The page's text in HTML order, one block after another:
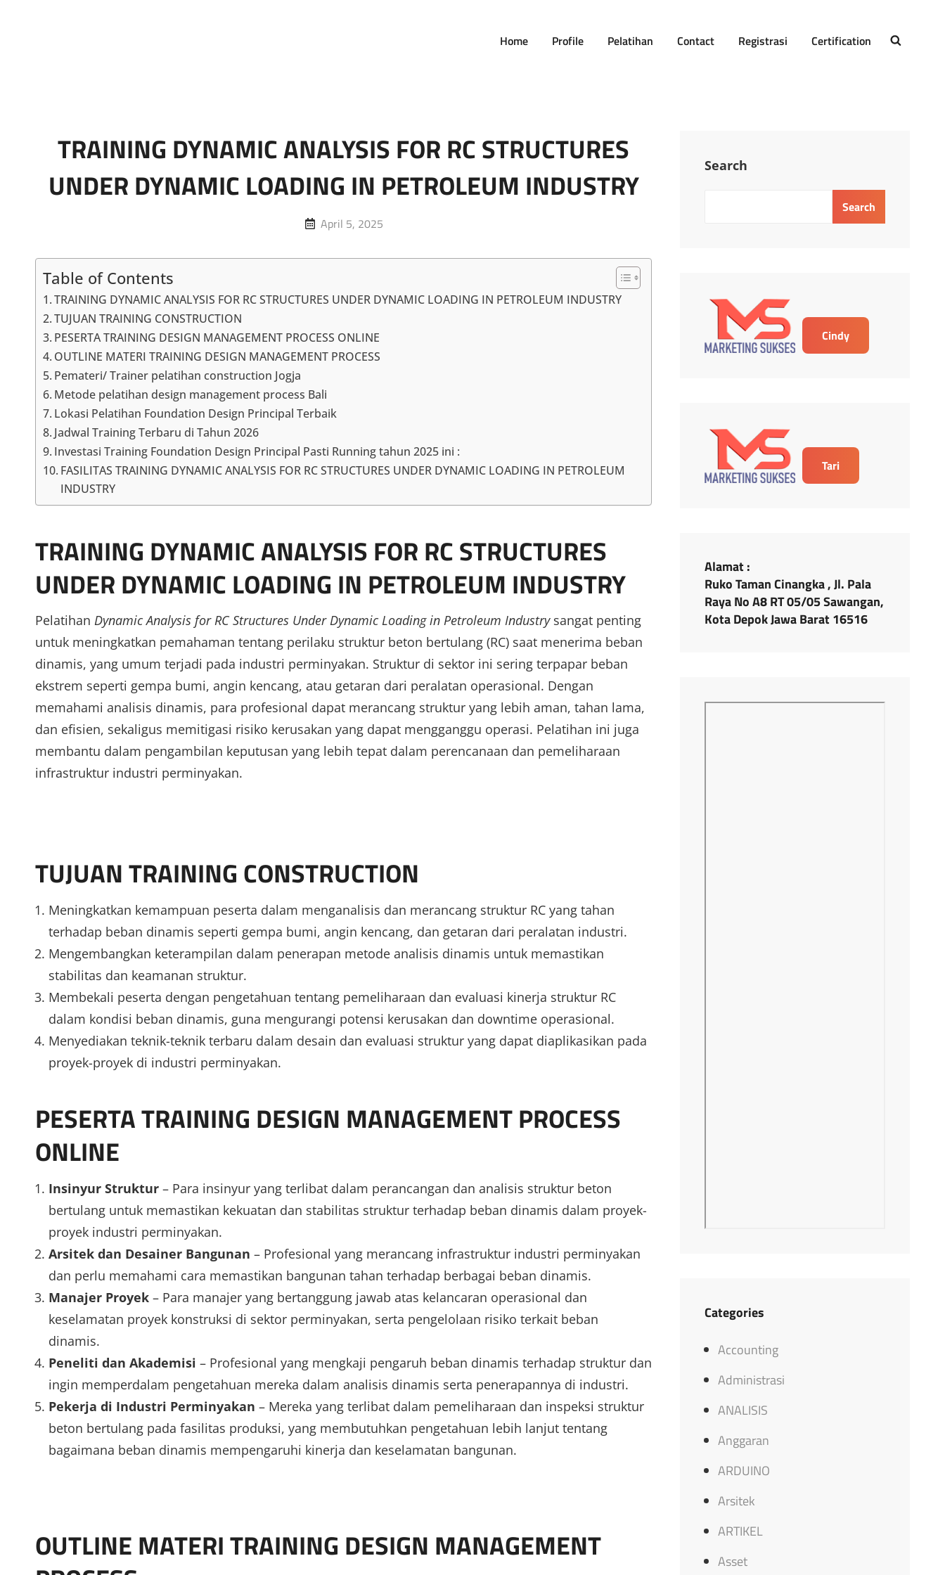
Home Profile Pelatihan Contact Registrasi Certification
TRAINING DYNAMIC ANALYSIS FOR RC STRUCTURES
UNDER DYNAMIC LOADING IN PETROLEUM INDUSTRY
Posted
April 5, 2025
Table of Contents
TRAINING DYNAMIC ANALYSIS FOR RC STRUCTURES UNDER DYNAMIC LOADING IN PETROLEUM INDUSTRY
TUJUAN TRAINING CONSTRUCTION
PESERTA TRAINING DESIGN MANAGEMENT PROCESS ONLINE
OUTLINE MATERI TRAINING DESIGN MANAGEMENT PROCESS
Pemateri/ Trainer pelatihan construction Jogja
Metode pelatihan design management process Bali
Lokasi Pelatihan Foundation Design Principal Terbaik
Jadwal Training Terbaru di Tahun 2026
Investasi Training Foundation Design Principal Pasti Running tahun 2025 ini :
FASILITAS TRAINING DYNAMIC ANALYSIS FOR RC STRUCTURES UNDER DYNAMIC LOADING IN PETROLEUM
INDUSTRY
TRAINING DYNAMIC ANALYSIS FOR RC STRUCTURES
UNDER DYNAMIC LOADING IN PETROLEUM INDUSTRY
Pelatihan Dynamic Analysis for RC Structures Under Dynamic Loading in Petroleum Industrysangat penting
untuk meningkatkan pemahaman tentang perilaku struktur beton bertulang (RC) saat menerima beban
dinamis, yang umum terjadi pada industri perminyakan. Struktur di sektor ini sering terpapar beban
ekstrem seperti gempa bumi, angin kencang, atau getaran dari peralatan operasional. Dengan
memahami analisis dinamis, para profesional dapat merancang struktur yang lebih aman, tahan lama,
dan efisien, sekaligus memitigasi risiko kerusakan yang dapat mengganggu operasi. Pelatihan ini juga
membantu dalam pengambilan keputusan yang lebih tepat dalam perencanaan dan pemeliharaan
infrastruktur industri perminyakan.
TUJUAN TRAINING CONSTRUCTION
Meningkatkan kemampuan peserta dalam menganalisis dan merancang struktur RC yang tahan
terhadap beban dinamis seperti gempa bumi, angin kencang, dan getaran dari peralatan industri.
Mengembangkan keterampilan dalam penerapan metode analisis dinamis untuk memastikan
stabilitas dan keamanan struktur.
Membekali peserta dengan pengetahuan tentang pemeliharaan dan evaluasi kinerja struktur RC
dalam kondisi beban dinamis, guna mengurangi potensi kerusakan dan downtime operasional.
Menyediakan teknik-teknik terbaru dalam desain dan evaluasi struktur yang dapat diaplikasikan pada
proyek-proyek di industri perminyakan.
PESERTA TRAINING DESIGN MANAGEMENT PROCESS
ONLINE
Insinyur Struktur– Para insinyur yang terlibat dalam perancangan dan analisis struktur beton
bertulang untuk memastikan kekuatan dan stabilitas struktur terhadap beban dinamis dalam proyek-
proyek industri perminyakan.
Arsitek dan Desainer Bangunan – Profesional yang merancang infrastruktur industri perminyakan
dan perlu memahami cara memastikan bangunan tahan terhadap berbagai beban dinamis.
Manajer Proyek– Para manajer yang bertanggung jawab atas kelancaran operasional dan
keselamatan proyek konstruksi di sektor perminyakan, serta pengelolaan risiko terkait beban
dinamis.
Peneliti dan Akademisi – Profesional yang mengkaji pengaruh beban dinamis terhadap struktur dan
ingin memperdalam pengetahuan mereka dalam analisis dinamis serta penerapannya di industri.
Pekerja di Industri Perminyakan – Mereka yang terlibat dalam pemeliharaan dan inspeksi struktur
beton bertulang pada fasilitas produksi, yang membutuhkan pengetahuan lebih lanjut tentang
bagaimana beban dinamis mempengaruhi kinerja dan keselamatan bangunan.
OUTLINE MATERI TRAINING DESIGN MANAGEMENT
Search
Search
Cindy
Tari
Alamat :
Ruko Taman Cinangka , Jl. Pala
Raya No A8 RT 05/05 Sawangan,
Kota Depok Jawa Barat 16516
Categories
Accounting
Administrasi
ANALISIS
Anggaran
ARDUINO
Arsitek
ARTIKEL
Asset